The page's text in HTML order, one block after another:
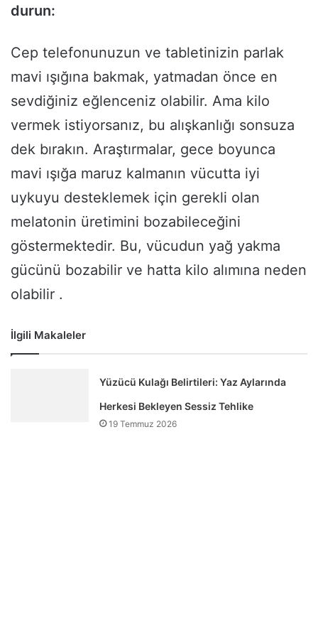
durun:
Cep telefonunuzun ve tabletinizin parlak
mavi ışığına bakmak, yatmadan önce en
sevdiğiniz eğlenceniz olabilir. Ama kilo
vermek istiyorsanız, bu alışkanlığı sonsuza
dek bırakın. Araştırmalar, gece boyunca
mavi ışığa maruz kalmanın vücutta iyi
uykuyu desteklemek için gerekli olan
melatonin üretimini bozabileceğini
göstermektedir. Bu, vücudun yağ yakma
gücünü bozabilir ve hatta kilo alımına neden
olabilir .
İlgili Makaleler
Yüzücü Kulağı Belirtileri: Yaz Aylarında
Herkesi Bekleyen Sessiz Tehlike
19 Temmuz 2026